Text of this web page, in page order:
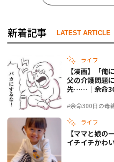
新着記事 LATEST ARTICLE
ライフ
#余命300日の毒
【漫画】「俺
父の介護問題
先……｜余命
ライフ
【ママと娘の
イチイチかわ